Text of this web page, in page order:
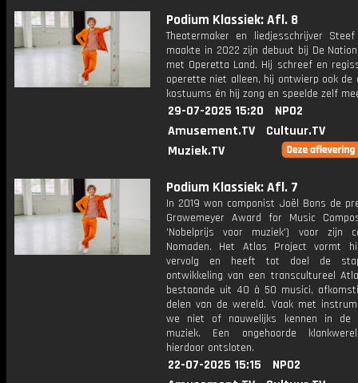
Podium Klassiek: Afl. 8
Theatermaker en liedjesschrijver
maakte in 2022 zijn debuut bij De
met Operetta Land. Hij schreef en
operette niet alleen, hij ontwierp ook de
kostuums én hij zong en speelde zelf
29-07-2025 15:20
NPO2
Amusement.TV
Cultuur.TV
Muziek.TV
Podium Klassiek: Afl. 7
In 2019 won componist Joël Bons de
Grawemeyer Award for Music
'Nobelprijs voor muziek') voor zijn
Nomaden. Het Atlas Project vormt
vervolg en heeft tot doel de
ontwikkeling van een transcultureel
bestaande uit 40 à 50 musici,
delen van de wereld. Vaak met
we niet of nauwelijks kennen in de
muziek. Een ongehoorde
hierdoor ontsloten.
22-07-2025 15:15
NPO2